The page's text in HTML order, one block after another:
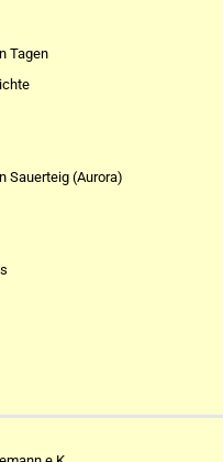
Tagen
Sauerteig (Aurora)